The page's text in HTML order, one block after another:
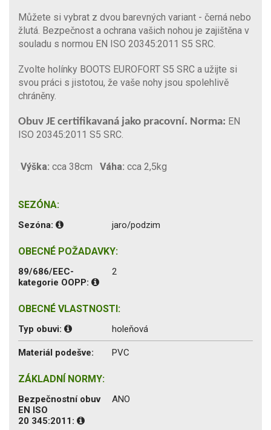
Můžete si vybrat z dvou barevných variant - černá nebo
žlutá. Bezpečnost a ochrana vašich nohou je zajištěna v
souladu s normou EN ISO 20345:2011 S5 SRC.
Zvolte holínky BOOTS EUROFORT S5 SRC a užijte si
svou práci s jistotou, že vaše nohy jsou spolehlivě
chráněny.
Obuv JE certifikavaná jako pracovní. Norma: EN
ISO 20345:2011 S5 SRC.
Výška: cca 38cm Váha: cca 2,5kg
SEZÓNA:
Sezóna: jaro/podzim
OBECNÉ POŽADAVKY:
89/686/EEC-
kategorie OOPP:
2
OBECNÉ VLASTNOSTI:
Typ obuvi: holeňová
Materiál podešve: PVC
ZÁKLADNÍ NORMY:
Bezpečnostní obuv
EN ISO
20 345:2011:
ANO